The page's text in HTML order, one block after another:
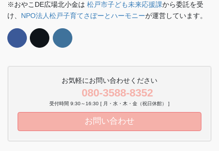
※おやこDE広場北小金は 松戸市子ども未来応援課から委託を受
け、 NPO法人松戸子育てさぽーとハーモニーが運営しています。
お気軽にお問い合わせください
080-3588-8352
受付時間 9:30～16:30 [ 月・水・木・金（祝日休館） ]
お問い合わせ